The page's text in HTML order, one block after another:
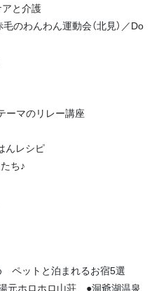
と介護
わんわん運動会（北見）／Do
ーマのリレー講座
んレシピ
ち♪
ペットと泊まれるお宿5選
元ホロホロ山荘 ●洞爺湖温泉